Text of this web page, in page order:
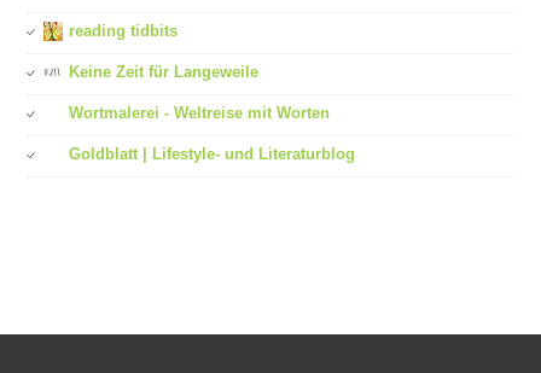
reading tidbits
Keine Zeit für Langeweile
Wortmalerei - Weltreise mit Worten
Goldblatt | Lifestyle- und Literaturblog